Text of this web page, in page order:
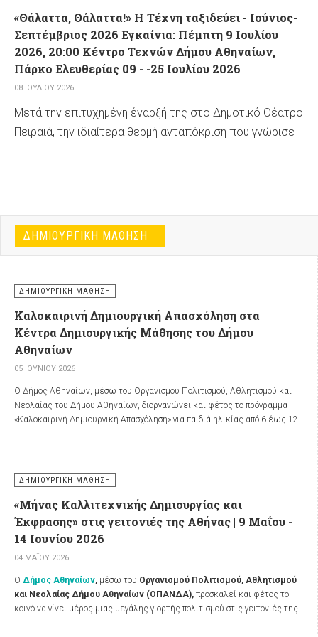
«Θάλαττα, Θάλαττα!» Η Τέχνη ταξιδεύει - Ιούνιος-
Σεπτέμβριος 2026 Εγκαίνια: Πέμπτη 9 Ιουλίου
2026, 20:00 Κέντρο Τεχνών Δήμου Αθηναίων,
Πάρκο Ελευθερίας 09 - -25 Ιουλίου 2026
08 ΙΟΥΛΊΟΥ 2026
Μετά την επιτυχημένη έναρξή της στο Δημοτικό Θέατρο
Πειραιά, την ιδιαίτερα θερμή ανταπόκριση που γνώρισε
κατά την παρουσίασή της στο Knossos Palace της
στο Μουσείο Εικαστικών Τεχνών Ηρακλείου, η
πολιτιστική και περιβαλλοντική πρωτοβουλία
Αθήνα.
ΔΗΜΙΟΥΡΓΙΚΉ ΜΆΘΗΣΗ
ΔΗΜΙΟΥΡΓΙΚΉ ΜΆΘΗΣΗ
Καλοκαιρινή Δημιουργική Απασχόληση στα
Κέντρα Δημιουργικής Μάθησης του Δήμου
Αθηναίων
05 ΙΟΥΝΊΟΥ 2026
Ο Δήμος Αθηναίων, μέσω του Οργανισμού Πολιτισμού, Αθλητισμού και
Νεολαίας του Δήμου Αθηναίων, διοργανώνει και φέτος το πρόγραμμα
«Καλοκαιρινή Δημιουργική Απασχόληση» για παιδιά ηλικίας από 6 έως 12
Τα Κέντρα Δημιουργικής Μάθησης Αγίου Παύλου, Βαφειοχωρίου, Κάτω
Πετραλώνων, Ευελπίδων και Σεπολίων υποδέχονται τα παιδιά της πόλης
για να ζήσουν μία συναρπαστική καλοκαιρινή εμπειρία αξιοποιώντας
ποιοτικά, δημιουργικά και διασκεδαστικά το ελεύθερό τους χρόνο, μέσα
από δραστηριότητες που ενισχύουν την ελεύθερη έκφραση και τη
μάθηση.
Το πρόγραμμα της Καλοκαιρινής Δημιουργικής Απασχόλησης θα
περιλαμβάνει ομαδικά παιδαγωγικά παιχνίδια, παιχνίδια γνώσεων και
επίλυσης γρίφων, μουσικοκινητική αγωγή και χορό, χορευτικά και
ΔΗΜΙΟΥΡΓΙΚΉ ΜΆΘΗΣΗ
«Μήνας Καλλιτεχνικής Δημιουργίας και
Έκφρασης» στις γειτονιές της Αθήνας | 9 Μαΐου -
14 Ιουνίου 2026
04 ΜΑΪ́ΟΥ 2026
Ο Δήμος Αθηναίων, μέσω του Οργανισμού Πολιτισμού, Αθλητισμού
και Νεολαίας Δήμου Αθηναίων (ΟΠΑΝΔΑ), προσκαλεί και φέτος το
κοινό να γίνει μέρος μιας μεγάλης γιορτής πολιτισμού στις γειτονιές της